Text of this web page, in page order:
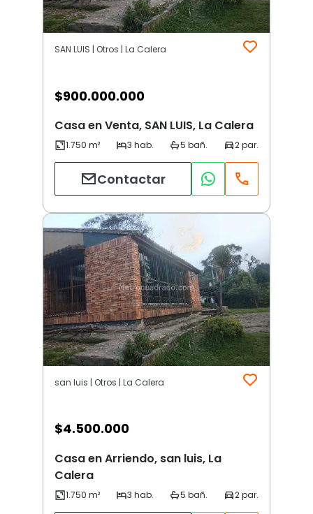
SAN LUIS | Otros | La Calera
$900.000.000
Casa en Venta, SAN LUIS, La Calera
Contactar
san luis | Otros | La Calera
$4.500.000
Casa en Arriendo, san luis, La
Calera